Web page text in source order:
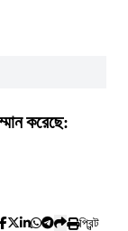
করেছে:
প্রিন্ট